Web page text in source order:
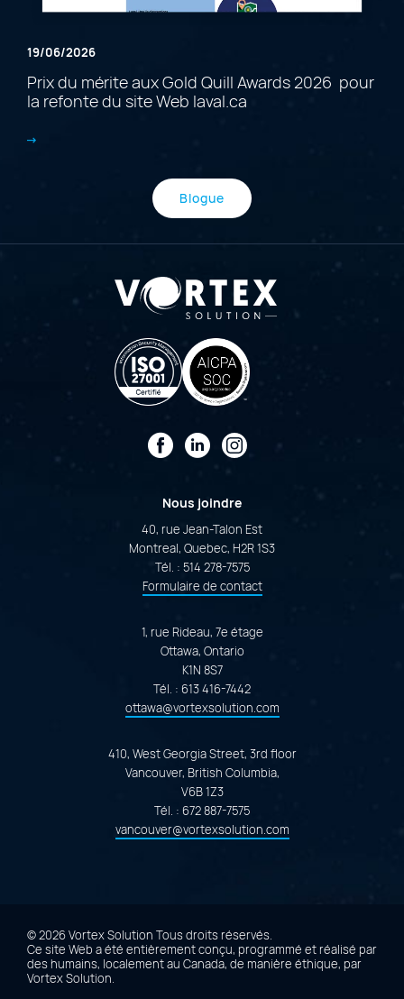
19/06/2026
Prix du mérite aux Gold Quill Awards 2026 pour
la refonte du site Web laval.ca
Blogue
FacebookLinkedIn
Instagram
Nous joindre
40, rue Jean-Talon Est
Montreal, Quebec, H2R 1S3
Tél. : 514 278-7575
Formulaire de contact
1, rue Rideau, 7e étage
Ottawa, Ontario
K1N 8S7
Tél. : 613 416-7442
ottawa@vortexsolution.com
410, West Georgia Street, 3rd floor
Vancouver, British Columbia,
V6B 1Z3
Tél. : 672 887-7575
vancouver@vortexsolution.com
© 2026 Vortex Solution Tous droits réservés.
Ce site Web a été entièrement conçu, programmé et réalisé par
des humains, localement au Canada, de manière éthique, par
Vortex Solution.